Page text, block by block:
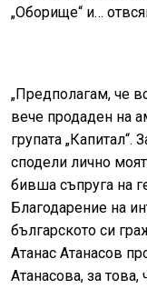
„Оборище“ и…
„Предполагам, че
вече продаден на
групата
сподели лично
бивша съпруга на
Благодарение на
българското си
Атанас Атанасов
Атанасова, за това,